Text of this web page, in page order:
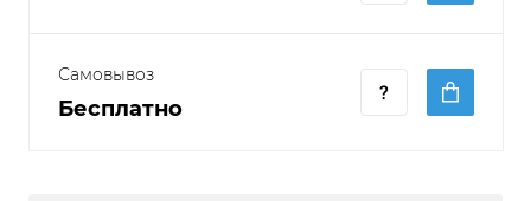
Самовывоз
Бесплатно